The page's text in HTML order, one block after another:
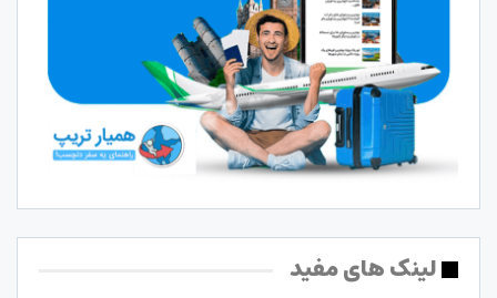
لینک های مفید